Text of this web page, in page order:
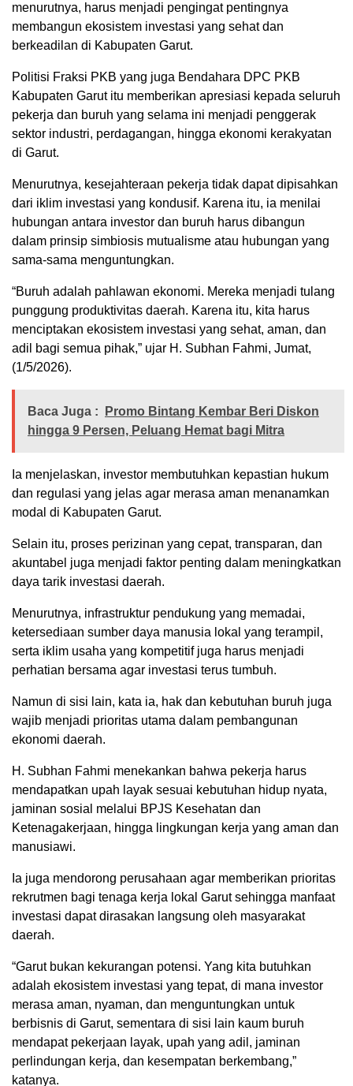
menurutnya, harus menjadi pengingat pentingnya
membangun ekosistem investasi yang sehat dan
berkeadilan di Kabupaten Garut.
Politisi Fraksi PKB yang juga Bendahara DPC PKB
Kabupaten Garut itu memberikan apresiasi kepada seluruh
pekerja dan buruh yang selama ini menjadi penggerak
sektor industri, perdagangan, hingga ekonomi kerakyatan
di Garut.
Menurutnya, kesejahteraan pekerja tidak dapat dipisahkan
dari iklim investasi yang kondusif. Karena itu, ia menilai
hubungan antara investor dan buruh harus dibangun
dalam prinsip simbiosis mutualisme atau hubungan yang
sama-sama menguntungkan.
“Buruh adalah pahlawan ekonomi. Mereka menjadi tulang
punggung produktivitas daerah. Karena itu, kita harus
menciptakan ekosistem investasi yang sehat, aman, dan
adil bagi semua pihak,” ujar H. Subhan Fahmi, Jumat,
(1/5/2026).
Baca Juga :
Promo Bintang Kembar Beri Diskon
hingga 9 Persen, Peluang Hemat bagi Mitra
Ia menjelaskan, investor membutuhkan kepastian hukum
dan regulasi yang jelas agar merasa aman menanamkan
modal di Kabupaten Garut.
Selain itu, proses perizinan yang cepat, transparan, dan
akuntabel juga menjadi faktor penting dalam meningkatkan
daya tarik investasi daerah.
Menurutnya, infrastruktur pendukung yang memadai,
ketersediaan sumber daya manusia lokal yang terampil,
serta iklim usaha yang kompetitif juga harus menjadi
perhatian bersama agar investasi terus tumbuh.
Namun di sisi lain, kata ia, hak dan kebutuhan buruh juga
wajib menjadi prioritas utama dalam pembangunan
ekonomi daerah.
H. Subhan Fahmi menekankan bahwa pekerja harus
mendapatkan upah layak sesuai kebutuhan hidup nyata,
jaminan sosial melalui BPJS Kesehatan dan
Ketenagakerjaan, hingga lingkungan kerja yang aman dan
manusiawi.
Ia juga mendorong perusahaan agar memberikan prioritas
rekrutmen bagi tenaga kerja lokal Garut sehingga manfaat
investasi dapat dirasakan langsung oleh masyarakat
daerah.
“Garut bukan kekurangan potensi. Yang kita butuhkan
adalah ekosistem investasi yang tepat, di mana investor
merasa aman, nyaman, dan menguntungkan untuk
berbisnis di Garut, sementara di sisi lain kaum buruh
mendapat pekerjaan layak, upah yang adil, jaminan
perlindungan kerja, dan kesempatan berkembang,”
katanya.